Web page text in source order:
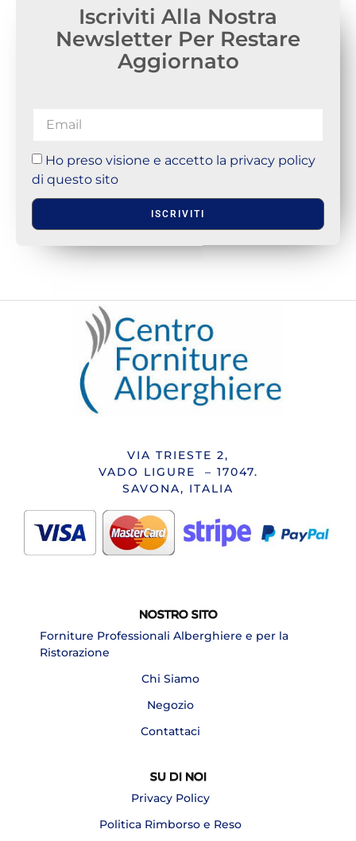
Iscriviti Alla Nostra
Newsletter Per Restare
Aggiornato
Ho preso visione e accetto la privacy policy
di questo sito
ISCRIVITI
VIA TRIESTE 2,
VADO LIGURE – 17047.
SAVONA, ITALIA
NOSTRO SITO
Forniture Professionali Alberghiere e per la
Ristorazione
Chi Siamo
Negozio
Contattaci
SU DI NOI
Privacy Policy
Politica Rimborso e Reso